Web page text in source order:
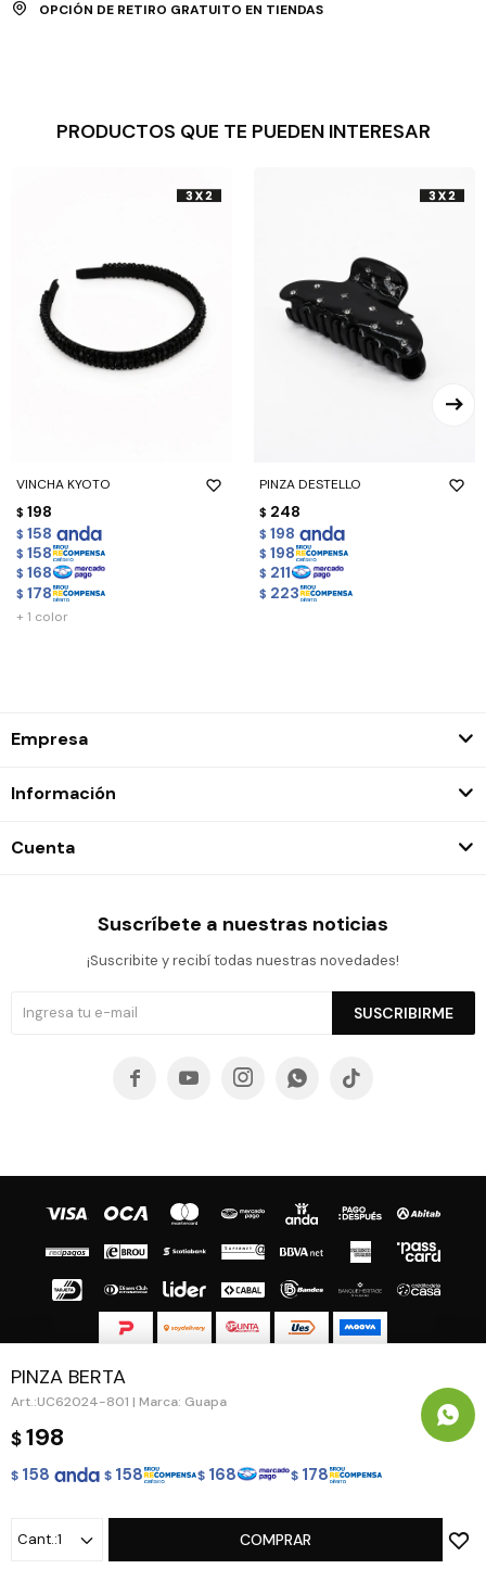
PINZA BERTA
UC62024-801 | Marca: Guapa
$198
$ 158 $ 158 $ 168 $ 178
1 COMPRAR
OPCIÓN DE RETIRO GRATUITO EN TIENDAS
PRODUCTOS QUE TE PUEDEN INTERESAR
VINCHA KYOTO
$ 198
$ 158
$ 158
$ 168
$ 178
+ 1 color
PINZA DESTELLO
$ 248
$ 198
$ 198
$ 211
$ 223
Empresa
Información
Cuenta
Suscríbete a nuestras noticias
¡Suscribite y recibí todas nuestras novedades!
SUSCRIBIRME
    
© Copyright 2026 / Guapa - Paprika